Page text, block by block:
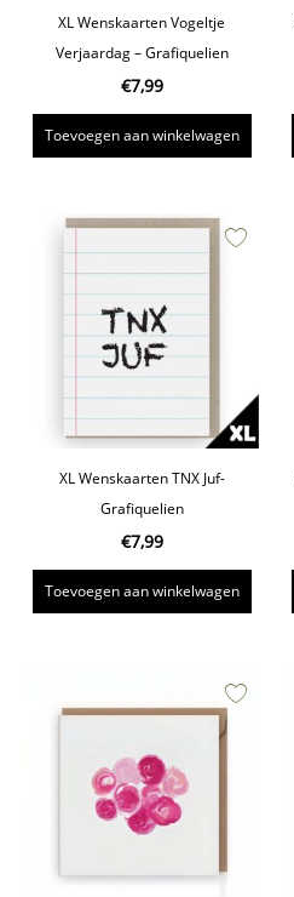
XL Wenskaarten Vogeltje
Verjaardag – Grafiquelien
€7,99
Toevoegen aan winkelwagen
XL Wenskaarten TNX Juf-
Grafiquelien
€7,99
Toevoegen aan winkelwagen